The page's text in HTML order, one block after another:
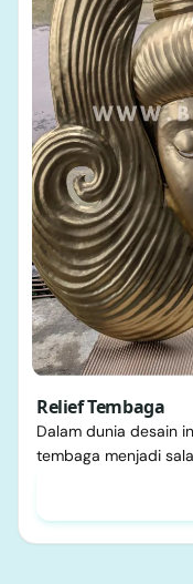
Relief Tembaga
Dalam dunia desain
tembaga menjadi